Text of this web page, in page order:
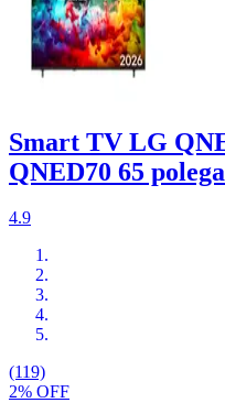
Smart TV LG
QNED70 65
4.9
(119)
2% OFF